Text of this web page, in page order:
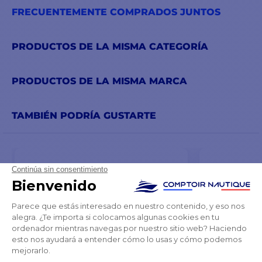
FRECUENTEMENTE COMPRADOS JUNTOS
PRODUCTOS DE LA MISMA CATEGORÍA
PRODUCTOS DE LA MISMA MARCA
TAMBIÉN PODRÍA GUSTARTE